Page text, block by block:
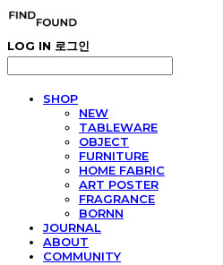
LOG IN 로그인
SHOP
NEW
TABLEWARE
OBJECT
FURNITURE
HOME FABRIC
ART POSTER
FRAGRANCE
BORNN
JOURNAL
ABOUT
COMMUNITY